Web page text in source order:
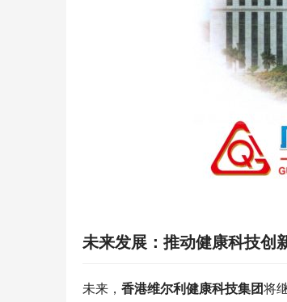
未来发展：推动健康科技创
未来， 香港维尔利健康科技集团将